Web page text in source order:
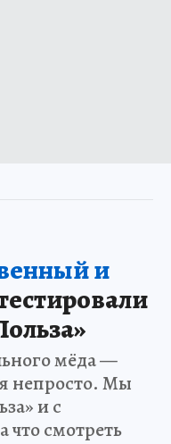
и
мёда —
непросто. Мы
и с
смотреть